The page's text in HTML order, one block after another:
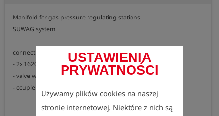
USTAWIENIA
PRYWATNOŚCI
Używamy plików cookies na naszej
stronie internetowej. Niektóre z nich są
Manifold for gas pressure regulating stations
SUWAG system
connections:
- 2x 1620
- valve with nipple S21
- coupler Ermeto 12L